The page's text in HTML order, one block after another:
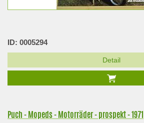
ID: 0005294
Detail
Puch - Mopeds - Motorräder - prospekt - 1971